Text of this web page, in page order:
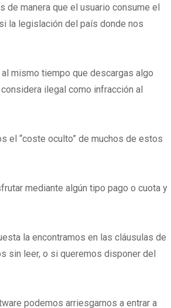
de manera que el usuario consume el
la legislación del país donde nos
mismo tiempo que descargas algo
ilegal como infracción al
el “coste oculto” de muchos de estos
mediante algún tipo pago o cuota y
la encontramos en las cláusulas de
sin leer, o si queremos disponer del
podemos arriesgarnos a entrar a